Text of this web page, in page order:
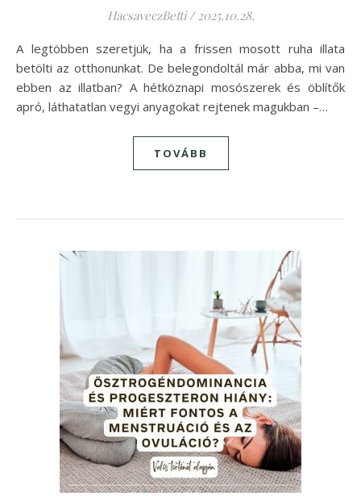
HacsaveczBetti / 2025.10.28.
A legtöbben szeretjük, ha a frissen mosott ruha illata
betölti az otthonunkat. De belegondoltál már abba, mi van
ebben az illatban? A hétköznapi mosószerek és öblítők
apró, láthatatlan vegyi anyagokat rejtenek magukban –…
TOVÁBB